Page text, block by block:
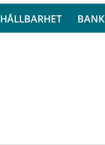
HÅLLBARHET BANK